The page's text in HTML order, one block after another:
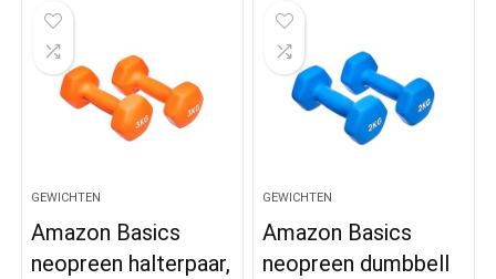
GEWICHTEN
Amazon Basics
neopreen halterpaar,
GEWICHTEN
Amazon Basics
neopreen dumbbell